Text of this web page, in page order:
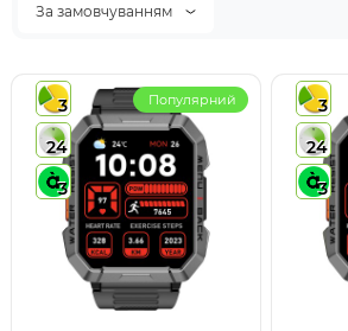
За замовчуванням
3
24
3
Популярний
3
24
3